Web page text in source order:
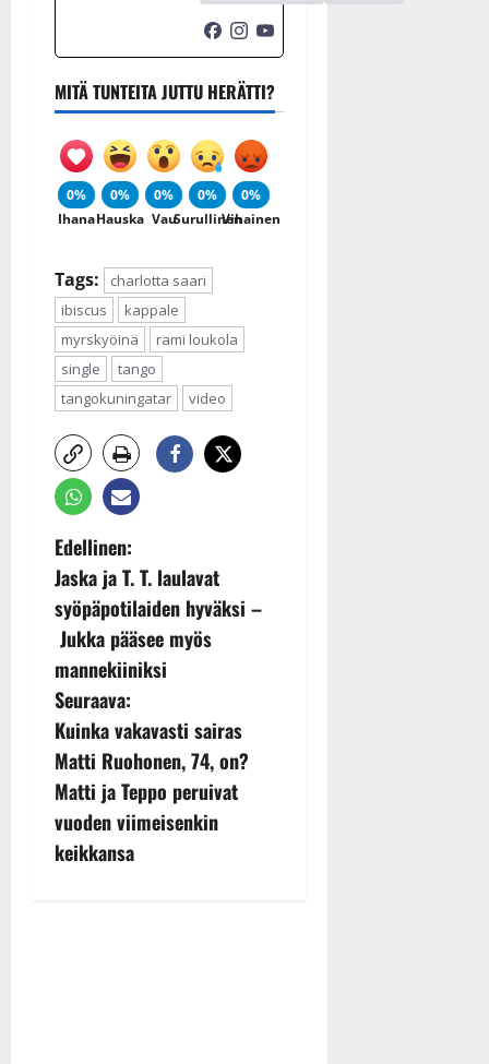
MITÄ TUNTEITA JUTTU HERÄTTI?
0%
Ihana
0%
Hauska
0%
Vau
0%
Surullinen
0%
Vihainen
Tags:
charlotta saari
ibiscus
kappale
myrskyöinä
rami loukola
single
tango
tangokuningatar
video
P
o
s
t
n
a
v
i
Edellinen:
Jaska ja T. T. laulavat
syöpäpotilaiden hyväksi –
Jukka pääsee myös
mannekiiniksi
Seuraava:
Kuinka vakavasti sairas
Matti Ruohonen, 74, on?
Matti ja Teppo peruivat
vuoden viimeisenkin
keikkansa